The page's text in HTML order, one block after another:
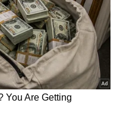
కాపాడతానని రేవంత్
CM
Asianet